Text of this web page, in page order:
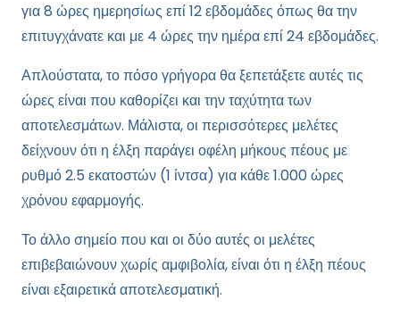
για 8 ώρες ημερησίως επί 12 εβδομάδες όπως θα την
επιτυγχάνατε και με 4 ώρες την ημέρα επί 24 εβδομάδες.
Απλούστατα, το πόσο γρήγορα θα ξεπετάξετε αυτές τις
ώρες είναι που καθορίζει και την ταχύτητα των
αποτελεσμάτων. Μάλιστα, οι περισσότερες μελέτες
δείχνουν ότι η έλξη παράγει οφέλη μήκους πέους με
ρυθμό 2.5 εκατοστών (1 ίντσα) για κάθε 1.000 ώρες
χρόνου εφαρμογής.
Το άλλο σημείο που και οι δύο αυτές οι μελέτες
επιβεβαιώνουν χωρίς αμφιβολία, είναι ότι η έλξη πέους
είναι εξαιρετικά αποτελεσματική.